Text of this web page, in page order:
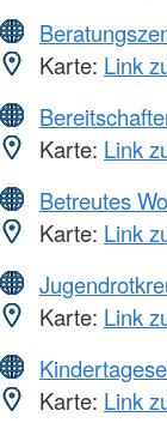
Karte: Link
Karte: Link
Betreutes
Karte: Link
Karte: Link
Karte: Link